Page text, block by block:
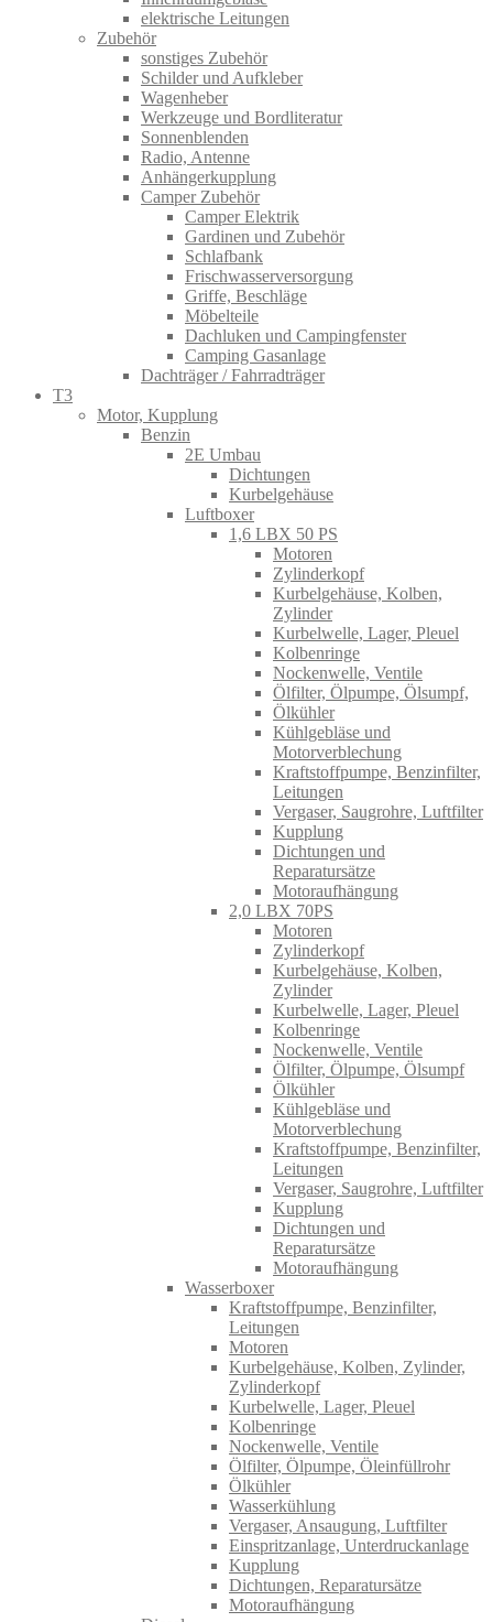
elektrische Leitungen
Zubehör
sonstiges Zubehör
Schilder und Aufkleber
Wagenheber
Werkzeuge und Bordliteratur
Sonnenblenden
Radio, Antenne
Anhängerkupplung
Camper Zubehör
Camper Elektrik
Gardinen und Zubehör
Schlafbank
Frischwasserversorgung
Griffe, Beschläge
Möbelteile
Dachluken und Campingfenster
Camping Gasanlage
Dachträger / Fahrradträger
T3
Motor, Kupplung
Benzin
2E Umbau
Dichtungen
Kurbelgehäuse
Luftboxer
1,6 LBX 50 PS
Motoren
Zylinderkopf
Kurbelgehäuse, Kolben,
Zylinder
Kurbelwelle, Lager, Pleuel
Kolbenringe
Nockenwelle, Ventile
Ölfilter, Ölpumpe, Ölsumpf,
Ölkühler
Kühlgebläse und
Motorverblechung
Kraftstoffpumpe, Benzinfilter,
Leitungen
Vergaser, Saugrohre, Luftfilter
Kupplung
Dichtungen und
Reparatursätze
Motoraufhängung
2,0 LBX 70PS
Motoren
Zylinderkopf
Kurbelgehäuse, Kolben,
Zylinder
Kurbelwelle, Lager, Pleuel
Kolbenringe
Nockenwelle, Ventile
Ölfilter, Ölpumpe, Ölsumpf
Ölkühler
Kühlgebläse und
Motorverblechung
Kraftstoffpumpe, Benzinfilter,
Leitungen
Vergaser, Saugrohre, Luftfilter
Kupplung
Dichtungen und
Reparatursätze
Motoraufhängung
Wasserboxer
Kraftstoffpumpe, Benzinfilter,
Leitungen
Motoren
Kurbelgehäuse, Kolben, Zylinder,
Zylinderkopf
Kurbelwelle, Lager, Pleuel
Kolbenringe
Nockenwelle, Ventile
Ölfilter, Ölpumpe, Öleinfüllrohr
Ölkühler
Wasserkühlung
Vergaser, Ansaugung, Luftfilter
Einspritzanlage, Unterdruckanlage
Kupplung
Dichtungen, Reparatursätze
Motoraufhängung